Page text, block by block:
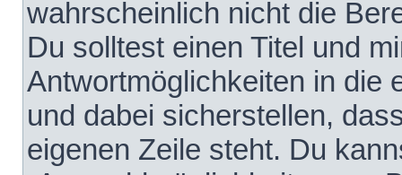
wahrscheinlich nicht die
Du solltest einen Titel und
Antwortmöglichkeiten in die
und dabei sicherstellen,
eigenen Zeile steht. Du